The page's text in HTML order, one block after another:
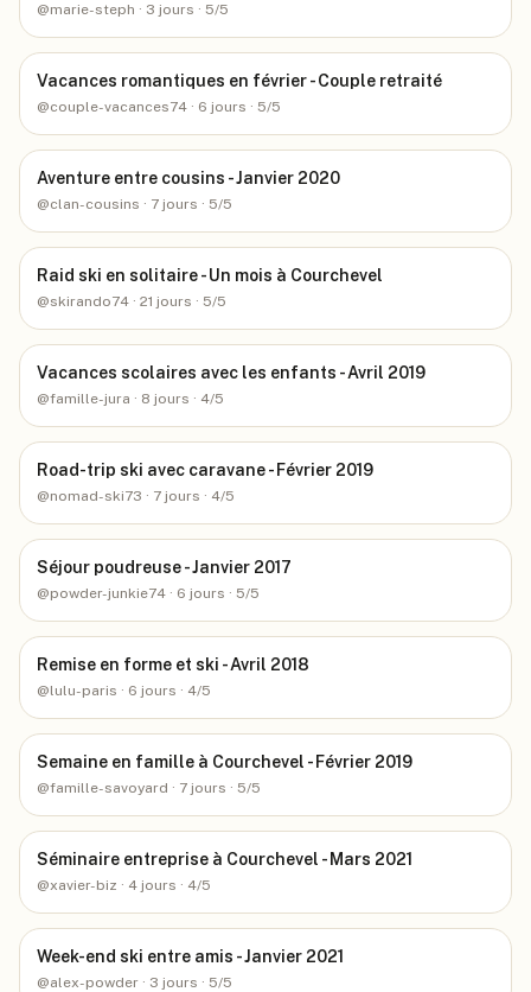
@marie-steph · 3 jours · 5/5
Vacances romantiques en février - Couple retraité
@couple-vacances74 · 6 jours · 5/5
Aventure entre cousins - Janvier 2020
@clan-cousins · 7 jours · 5/5
Raid ski en solitaire - Un mois à Courchevel
@skirando74 · 21 jours · 5/5
Vacances scolaires avec les enfants - Avril 2019
@famille-jura · 8 jours · 4/5
Road-trip ski avec caravane - Février 2019
@nomad-ski73 · 7 jours · 4/5
Séjour poudreuse - Janvier 2017
@powder-junkie74 · 6 jours · 5/5
Remise en forme et ski - Avril 2018
@lulu-paris · 6 jours · 4/5
Semaine en famille à Courchevel - Février 2019
@famille-savoyard · 7 jours · 5/5
Séminaire entreprise à Courchevel - Mars 2021
@xavier-biz · 4 jours · 4/5
Week-end ski entre amis - Janvier 2021
@alex-powder · 3 jours · 5/5